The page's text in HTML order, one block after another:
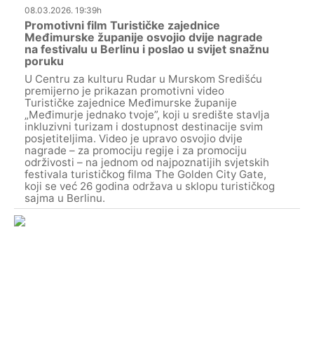
08.03.2026. 19:39h
Promotivni film Turističke zajednice
Međimurske županije osvojio dvije nagrade
na festivalu u Berlinu i poslao u svijet snažnu
poruku
U Centru za kulturu Rudar u Murskom Središću
premijerno je prikazan promotivni video
Turističke zajednice Međimurske županije
„Međimurje jednako tvoje”, koji u središte stavlja
inkluzivni turizam i dostupnost destinacije svim
posjetiteljima. Video je upravo osvojio dvije
nagrade – za promociju regije i za promociju
održivosti – na jednom od najpoznatijih svjetskih
festivala turističkog filma The Golden City Gate,
koji se već 26 godina održava u sklopu turističkog
sajma u Berlinu.